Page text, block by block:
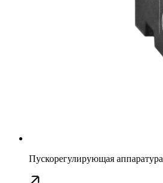
Пускорегулирующая аппаратура